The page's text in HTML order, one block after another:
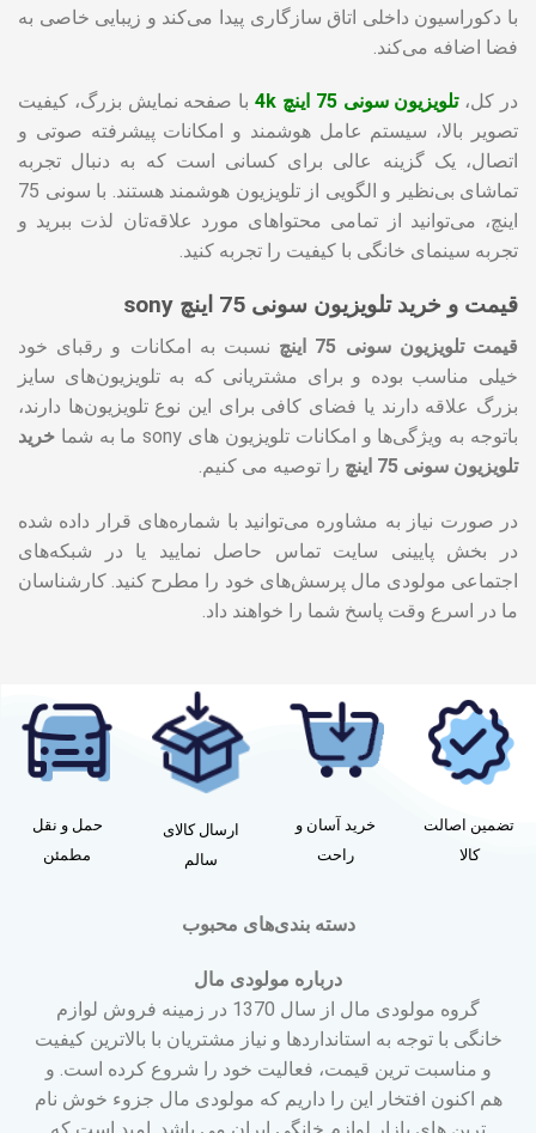
با دکوراسیون داخلی اتاق سازگاری پیدا می‌کند و زیبایی خاصی به
فضا اضافه می‌کند.
در کل، تلویزیون سونی 75 اینچ 4k
با صفحه نمایش بزرگ، کیفیت
تصویر بالا، سیستم عامل هوشمند و امکانات پیشرفته صوتی و
اتصال، یک گزینه عالی برای کسانی است که به دنبال تجربه
تماشای بی‌نظیر و الگویی از تلویزیون هوشمند هستند. با سونی 75
اینچ، می‌توانید از تمامی محتواهای مورد علاقه‌تان لذت ببرید و
تجربه سینمای خانگی با کیفیت را تجربه کنید.
قیمت و خرید تلویزیون سونی 75 اینچ sony
قیمت تلویزیون سونی 75 اینچ
نسبت به امکانات و رقبای خود
خیلی مناسب بوده و برای مشتریانی که به تلویزیون‌های سایز
بزرگ علاقه دارند یا فضای کافی برای این نوع تلویزیون‌ها دارند،
باتوجه به ویژگی‌ها و امکانات تلویزیون های sony ما به شما
خرید
تلویزیون سونی 75 اینچ
را توصیه می کنیم.
در صورت نیاز به مشاوره می‌توانید با شماره‌های قرار داده شده
در بخش پایینی سایت تماس حاصل نمایید یا در شبکه‌های
اجتماعی مولودی مال پرسش‌های خود را مطرح کنید. کارشناسان
ما در اسرع وقت پاسخ شما را خواهند داد.
تضمین اصالت
کالا
خرید آسان و
راحت
ارسال کالای
سالم
حمل و نقل
مطمئن
دسته بندی‌های محبوب
درباره مولودی مال
گروه مولودی مال از سال 1370 در زمینه فروش لوازم
خانگی با توجه به استانداردها و نیاز مشتریان با بالاترین کیفیت
و مناسبت ترین قیمت، فعالیت خود را شروع کرده است. و
هم اکنون افتخار این را داریم که مولودی مال جزوء خوش نام
ترین های بازار لوازم خانگی ایران می باشد. امید است که